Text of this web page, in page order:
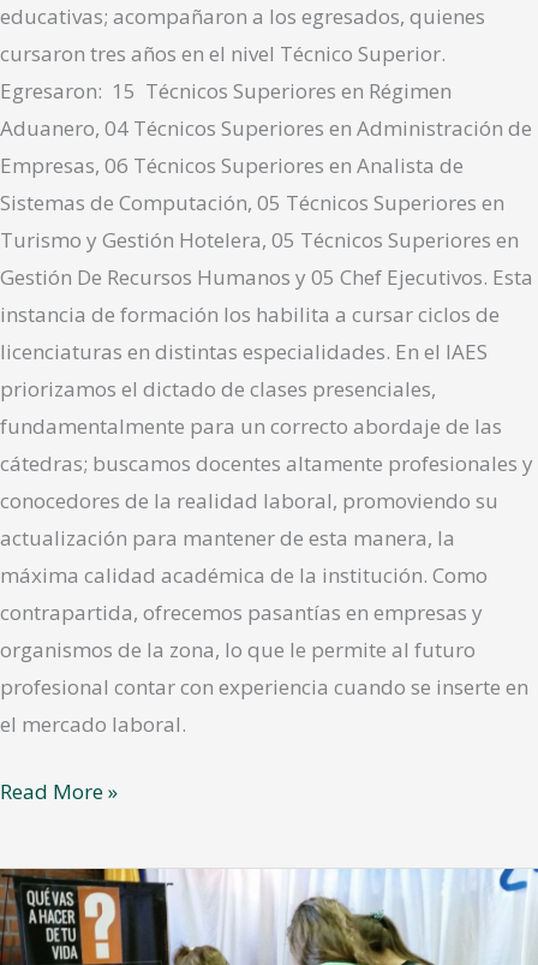
educativas; acompañaron a los egresados, quienes
cursaron tres años en el nivel Técnico Superior.
Egresaron: 15 Técnicos Superiores en Régimen
Aduanero, 04 Técnicos Superiores en Administración de
Empresas, 06 Técnicos Superiores en Analista de
Sistemas de Computación, 05 Técnicos Superiores en
Turismo y Gestión Hotelera, 05 Técnicos Superiores en
Gestión De Recursos Humanos y 05 Chef Ejecutivos. Esta
instancia de formación los habilita a cursar ciclos de
licenciaturas en distintas especialidades. En el IAES
priorizamos el dictado de clases presenciales,
fundamentalmente para un correcto abordaje de las
cátedras; buscamos docentes altamente profesionales y
conocedores de la realidad laboral, promoviendo su
actualización para mantener de esta manera, la
máxima calidad académica de la institución. Como
contrapartida, ofrecemos pasantías en empresas y
organismos de la zona, lo que le permite al futuro
profesional contar con experiencia cuando se inserte en
el mercado laboral.
Read More »
2da
Expocarreras